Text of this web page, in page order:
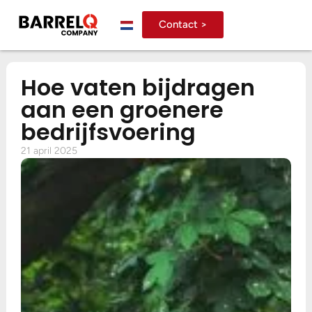
Contact >
Hoe vaten bijdragen
aan een groenere
bedrijfsvoering
21 april 2025